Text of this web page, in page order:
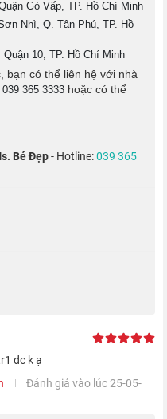
lượng, chiếc iPhone Pro
pin 3095 mAh, đáp ứng tốt
Theo công bố từ nhà Táo,
dụng lâu hơn tận 1.5 tiếng
đó, thiết bị có thể phát
nhạc trong 75 tiếng.
Gò Vấp, TP. Hồ Chí Minh
Nhì, Q. Tân Phú, TP. Hồ
10, TP. Hồ Chí Minh
bạn có thể liên hệ với nhà
039 365 3333 hoặc có thể
Bé Đẹp- Hotline:039 365
dc k ạ
Đánh giá vào lúc 25-05-